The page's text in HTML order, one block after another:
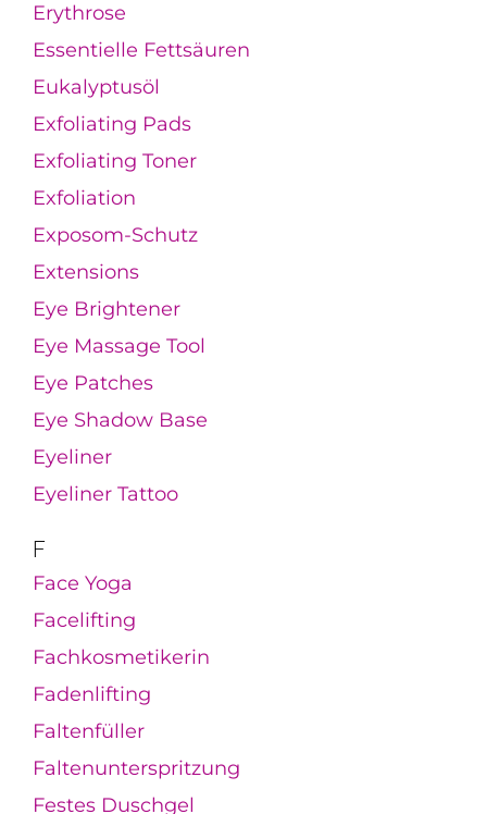
Erythrose
Essentielle Fettsäuren
Eukalyptusöl
Exfoliating Pads
Exfoliating Toner
Exfoliation
Exposom-Schutz
Extensions
Eye Brightener
Eye Massage Tool
Eye Patches
Eye Shadow Base
Eyeliner
Eyeliner Tattoo
F
Face Yoga
Facelifting
Fachkosmetikerin
Fadenlifting
Faltenfüller
Faltenunterspritzung
Festes Duschgel